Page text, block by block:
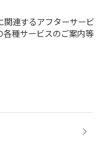
関連するアフターサービ
種サービスのご案内等